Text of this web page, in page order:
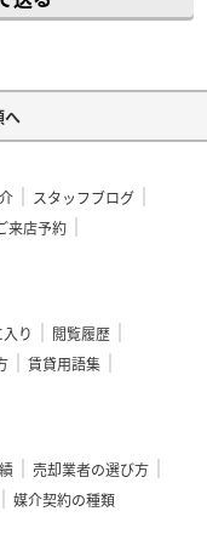
へ
スタッフブログ
来店予約
り
閲覧履歴
賃貸用語集
売却業者の選び方
媒介契約の種類